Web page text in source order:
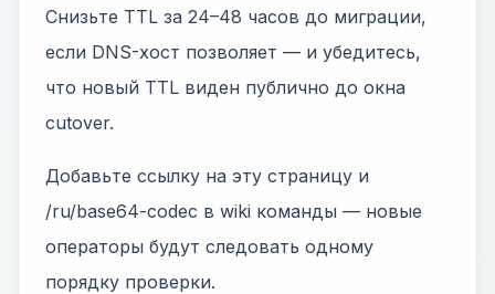
Снизьте TTL за 24–48 часов до миграции,
если DNS-хост позволяет — и убедитесь,
что новый TTL виден публично до окна
cutover.
Добавьте ссылку на эту страницу и
/ru/base64-codec в wiki команды — новые
операторы будут следовать одному
порядку проверки.